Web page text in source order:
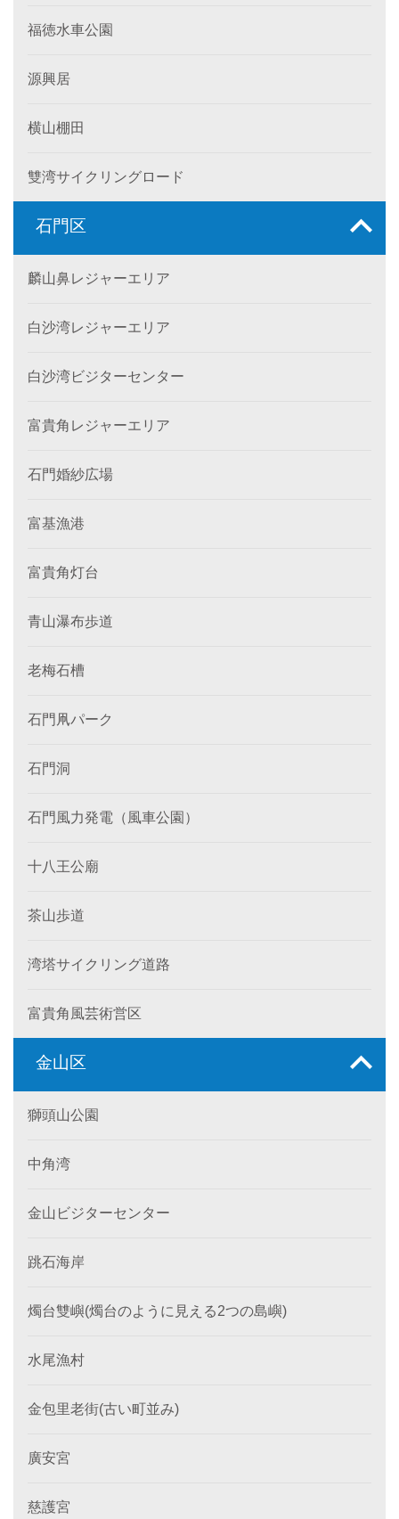
福徳水車公園
源興居
横山棚田
雙湾サイクリングロード
石門区
麟山鼻レジャーエリア
白沙湾レジャーエリア
白沙湾ビジターセンター
富貴角レジャーエリア
石門婚紗広場
富基漁港
富貴角灯台
青山瀑布歩道
老梅石槽
石門凧パーク
石門洞
石門風力発電（風車公園）
十八王公廟
茶山歩道
湾塔サイクリング道路
富貴角風芸術営区
金山区
獅頭山公園
中角湾
金山ビジターセンター
跳石海岸
燭台雙嶼(燭台のように見える2つの島嶼)
水尾漁村
金包里老街(古い町並み)
廣安宮
慈護宮